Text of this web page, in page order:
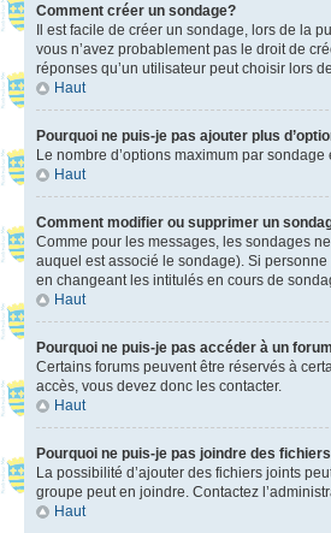
Comment créer un sondage?
Il est facile de créer un sondage, lors de la
vous n’avez probablement pas le droit de
réponses qu’un utilisateur peut choisir lors
Haut
Pourquoi ne puis-je pas ajouter plus
Le nombre d’options maximum par sondage
Haut
Comment modifier ou supprimer un
Comme pour les messages, les sondages
auquel est associé le sondage). Si
en changeant les intitulés en cours de
Haut
Pourquoi ne puis-je pas accéder à un
Certains forums peuvent être réservés à
accès, vous devez donc les contacter.
Haut
Pourquoi ne puis-je pas joindre des
La possibilité d’ajouter des fichiers joints
groupe peut en joindre. Contactez
Haut